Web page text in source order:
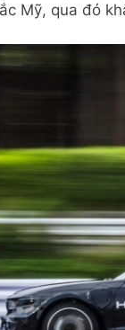
Mỹ, qua đó